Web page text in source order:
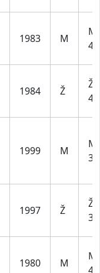
1983 M
1984 Ž
1999 M
1997 Ž
1980 M